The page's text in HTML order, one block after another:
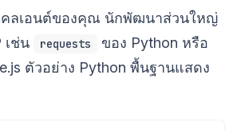
คลเอนต์ของคุณ นักพัฒนาส่วนใหญ่
เช่น
requests ของ Python หรือ
ตัวอย่าง Python พื้นฐานแสดง